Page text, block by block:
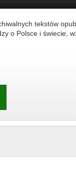
tekstów
o Polsce i świecie,